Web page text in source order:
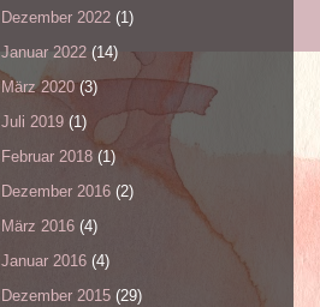
Dezember 2022 (1)
Januar 2022 (14)
März 2020(3)
Juli 2019 (1)
Februar 2018 (1)
Dezember 2016 (2)
März 2016 (4)
Januar 2016 (4)
Dezember 2015 (29)